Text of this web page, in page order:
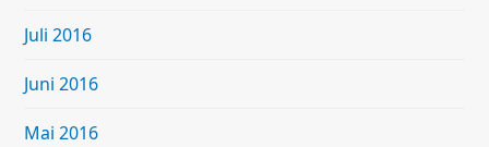
Juli 2016
Juni 2016
Mai 2016